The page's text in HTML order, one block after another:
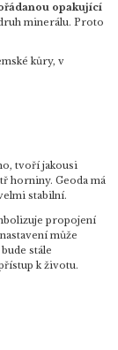
opakující
minerálu. Proto
kůry, v
tvoří jakousi
horniny. Geoda má
stabilní.
propojení
může
stále
k životu.